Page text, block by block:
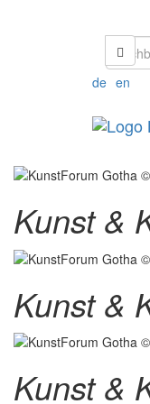
de en
Kunst &
Kunst &
Kunst &